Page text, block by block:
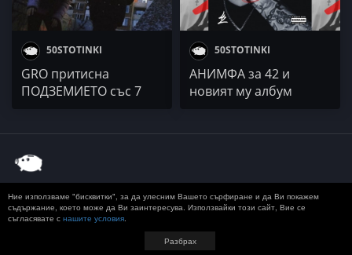
50STOTINKI
GRO притисна
ПОДЗЕМИЕТО със 7
50STOTINKI
АНИМФА за 42 и
новият му албум
© 2020 50 STOTINKI КОНТАКТ
ЗА РЕКЛАМА
ДОСТАВКА, ЗАПЛАЩАНЕ И ВРЪЩАНЕ
TERMS AND CONDITIONS
Ние използваме "бисквитки", за да улесним Вашето сърфиране и да Ви покажем
съдържание, което може да Ви заинтересува. Използвайки този сайт, Вие се
съгласявате с нашите условия.
Разбрах